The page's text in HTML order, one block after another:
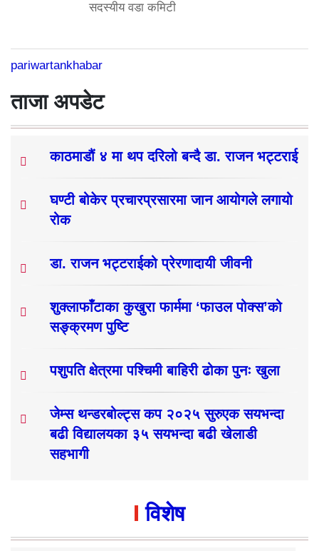
सदस्यीय वडा कमिटी
pariwartankhabar
ताजा अपडेट
काठमाडौं ४ मा थप दरिलो बन्दै डा. राजन भट्टराई
घण्टी बोकेर प्रचारप्रसारमा जान आयोगले लगायो
रोक
डा. राजन भट्टराईको प्रेरणादायी जीवनी
शुक्लाफाँटाका कुखुरा फार्ममा ‘फाउल पोक्स’को
सङ्क्रमण पुष्टि
पशुपति क्षेत्रमा पश्चिमी बाहिरी ढोका पुनः खुला
जेम्स थन्डरबोल्ट्स कप २०२५ सुरुएक सयभन्दा
बढी विद्यालयका ३५ सयभन्दा बढी खेलाडी
सहभागी
विशेष